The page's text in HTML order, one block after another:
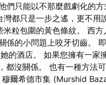
們只能以不那麼戲劇化的
都只是一步之遙，更不用
粒包圍的黃色條紋。 西方
係的小問題上咬牙切齒。
的酒店。 如果您擁有一家
都沒關係。 也有一種方法
爾希德市集 (Murshid